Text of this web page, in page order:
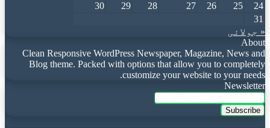
24
25
26
27
28
29
30
31
« جولائی
About
Clean Responsive WordPress Newspaper, Magazine, News and
Blog theme. Packed with options that allow you to completely
customize your website to your needs.
Newsletter
Enter
your
Email